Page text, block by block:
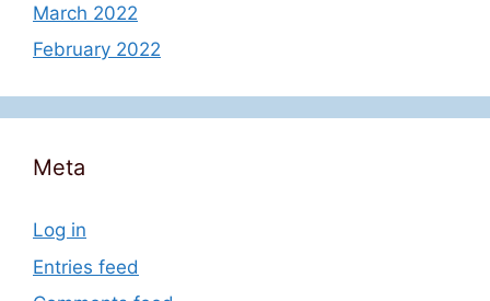
March 2022
February 2022
Meta
Log in
Entries feed